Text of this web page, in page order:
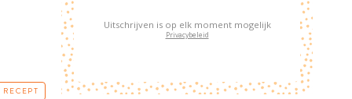
Uitschrijven is op elk moment mogelijk
Privacybeleid